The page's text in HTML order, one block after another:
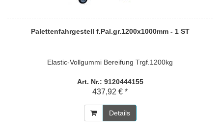
Palettenfahrgestell f.Pal.gr.1200x1000mm - 1 ST
Elastic-Vollgummi Bereifung Trgf.1200kg
Art. Nr.: 9120444155
437,92 € *
Details